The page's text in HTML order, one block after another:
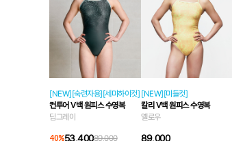
[NEW][숙련자용][세미하이컷]
컨투어 V백 원피스 수영복
딥그레이
40%53,40089,000
[NEW][미들컷]
칼리 V백 원피스 수영복
옐로우
89,000